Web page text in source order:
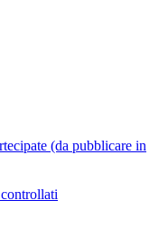
(da pubblicare in